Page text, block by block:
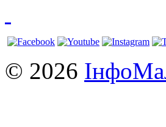
© 2026